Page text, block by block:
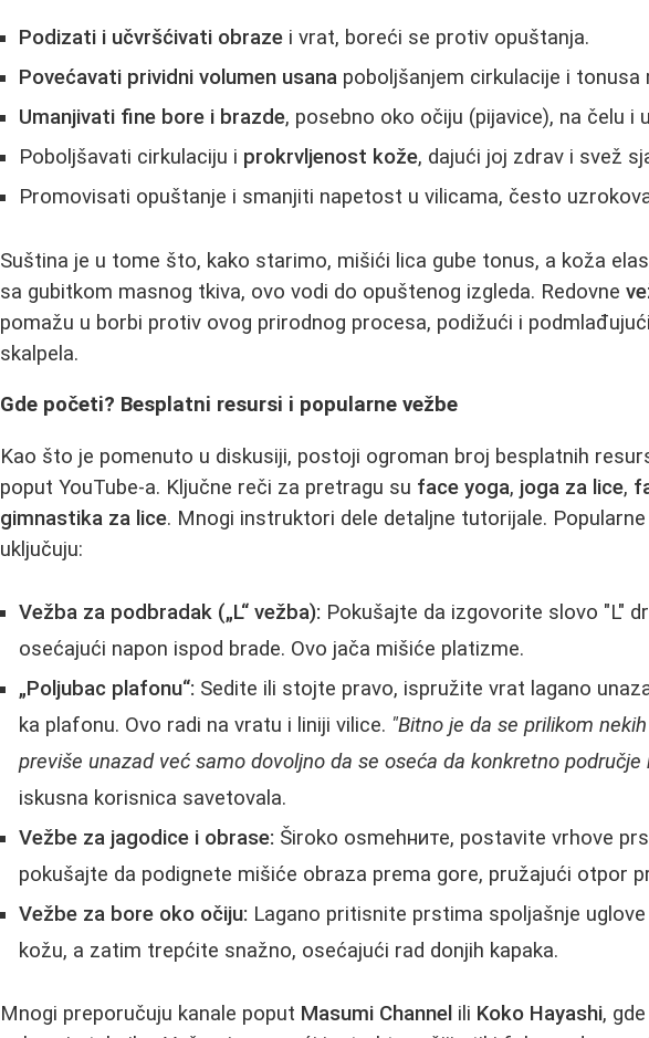
Podizati i učvršćivati obraze i vrat, boreći se protiv opuštanja.
Povećavati prividni volumen usana poboljšanjem cirkulacije i tonusa
Umanjivati fine bore i brazde, posebno oko očiju (pijavice), na čelu i
Poboljšavati cirkulaciju i prokrvljenost kože, dajući joj zdrav i svež
Promovisati opuštanje i smanjiti napetost u vilicama, često
Suština je u tome što, kako starimo, mišići lica gube tonus, a koža
sa gubitkom masnog tkiva, ovo vodi do opuštenog izgleda. Redovne
pomažu u borbi protiv ovog prirodnog procesa, podižući i
skalpela.
Gde početi? Besplatni resursi i popularne vežbe
Kao što je pomenuto u diskusiji, postoji ogroman broj besplatnih
poput YouTube-a. Ključne reči za pretragu su face yoga, joga za lice,
gimnastika za lice. Mnogi instruktori dele detaljne tutorijale.
uključuju:
Vežba za podbradak („L“ vežba): Pokušajte da izgovorite slovo "L"
osećajući napon ispod brade. Ovo jača mišiće platizme.
„Poljubac plafonu“: Sedite ili stojte pravo, ispružite vrat lagano
ka plafonu. Ovo radi na vratu i liniji vilice. "Bitno je da se prilikom
previše unazad već samo dovoljno da se oseća da konkretno područje
iskusna korisnica savetovala.
Vežbe za jagodice i obrase: Široko osmehните, postavite vrhove
pokušajte da podignete mišiće obraza prema gore, pružajući otpor
Vežbe za bore oko očiju: Lagano pritisnite prstima spoljašnje
kožu, a zatim trepćite snažno, osećajući rad donjih kapaka.
Mnogi preporučuju kanale poput Masumi Channel ili Koko Hayashi,